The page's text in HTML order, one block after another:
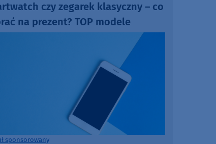
czy zegarek klasyczny – co
na prezent? TOP modele
sponsorowany